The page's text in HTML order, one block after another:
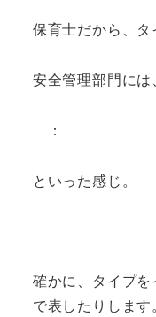
保育士だから、タ
安全管理部門に
：
といった感じ。
確かに、タイプ
で表したりします。